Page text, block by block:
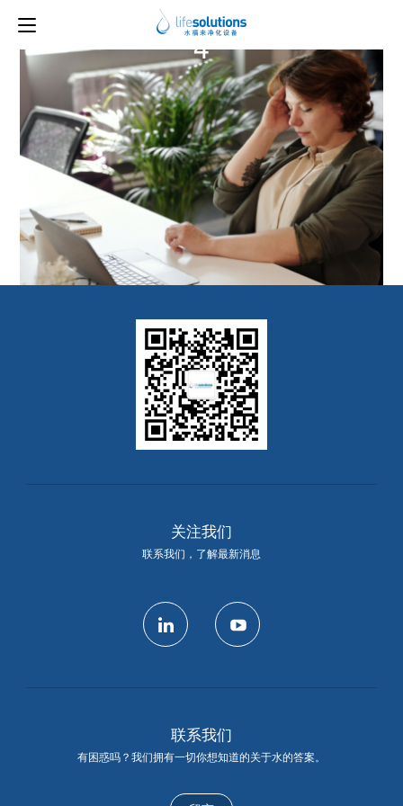
上一图片
4
关注我们
联系我们，了解最新消息
联系我们
有困惑吗？我们拥有一切你想知道的关于水的答案。